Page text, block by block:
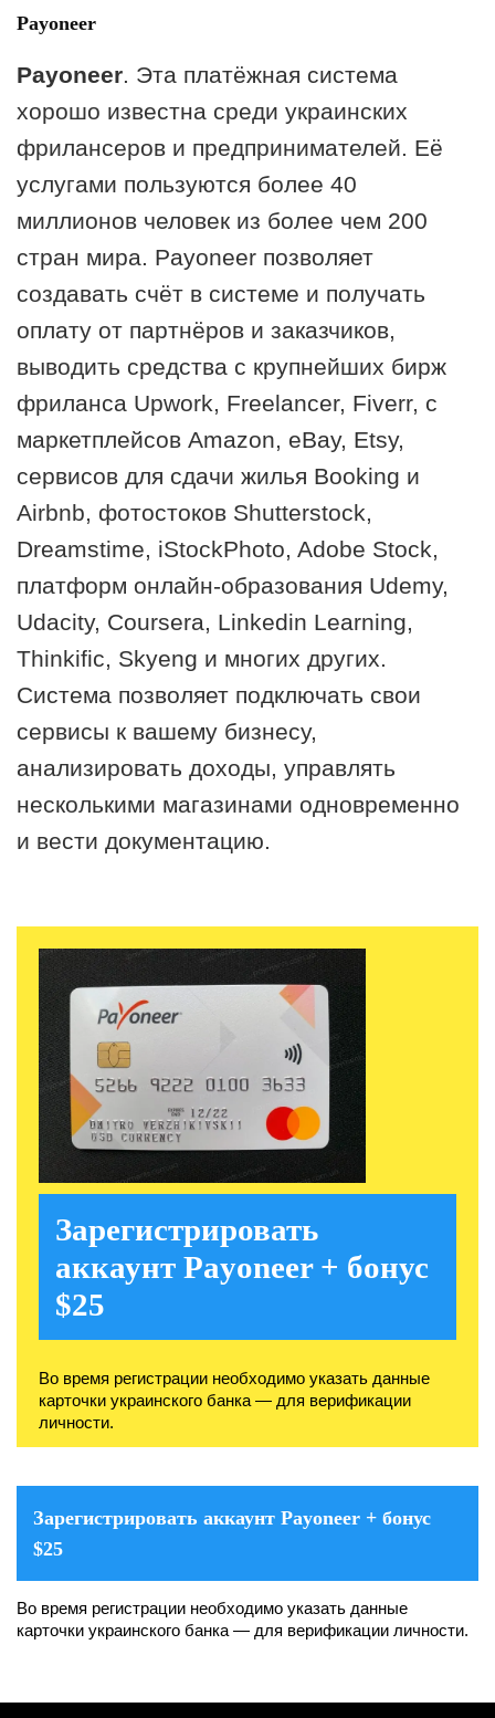
Payoneer
Payoneer . Эта платёжная система
хорошо известна среди украинских
фрилансеров и предпринимателей. Её
услугами пользуются более 40
миллионов человек из более чем 200
стран мира. Payoneer позволяет
создавать счёт в системе и получать
оплату от партнёров и заказчиков,
выводить средства с крупнейших бирж
фриланса Upwork, Freelancer, Fiverr, с
маркетплейсов Amazon, eBay, Etsy,
сервисов для сдачи жилья Booking и
Airbnb, фотостоков Shutterstock,
Dreamstime, iStockPhoto, Adobe Stock,
платформ онлайн-образования Udemy,
Udacity, Coursera, Linkedin Learning,
Thinkific, Skyeng и многих других.
Система позволяет подключать свои
сервисы к вашему бизнесу,
анализировать доходы, управлять
несколькими магазинами одновременно
и вести документацию.
Зарегистрировать
аккаунт Payoneer + бонус
$25
Во время регистрации необходимо указать данные
карточки украинского банка — для верификации
личности.
Зарегистрировать аккаунт Payoneer + бонус
$25
Во время регистрации необходимо указать данные
карточки украинского банка — для верификации личности.